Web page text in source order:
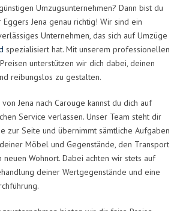
Umzugsunternehmen? Dann bist du
Jena genau richtig! Wir sind ein
Unternehmen, das sich auf Umzüge
spezialisiert hat. Mit unserem professionellen
unterstützen wir dich dabei, deinen
reibungslos zu gestalten.
Jena nach Carouge kannst du dich auf
Service verlassen. Unser Team steht dir
zur Seite und übernimmt sämtliche Aufgaben
Möbel und Gegenstände, den Transport
neuen Wohnort. Dabei achten wir stets auf
deiner Wertgegenstände und eine